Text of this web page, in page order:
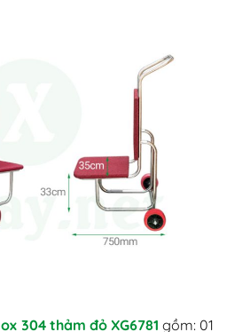
304 thảm đỏ XG6781 gồm: 01